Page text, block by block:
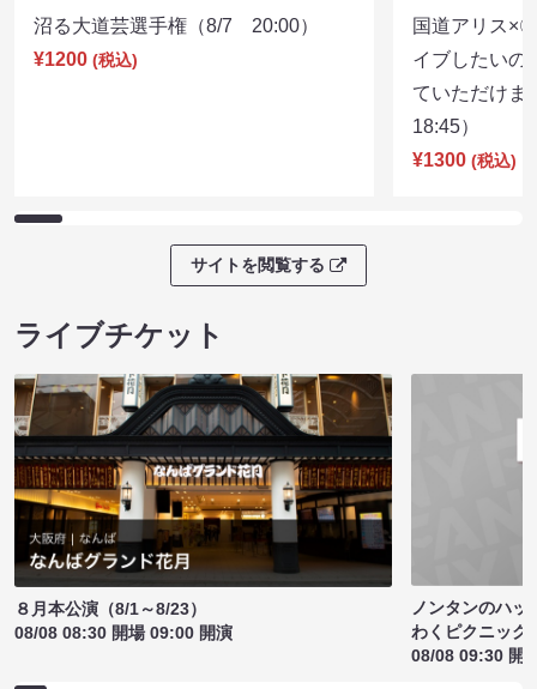
沼る大道芸選手権（8/7 20:00）
¥1200 (税込)
国道アリス×
イブしたいの
ていただけ
18:45）
¥1300 (税込)
サイトを閲覧する
ライブチケット
８月本公演（8/1～8/23）
08/08 08:30 開場 09:00 開演
ノンタンのハッ
わくピクニック
08/08 09:30 開